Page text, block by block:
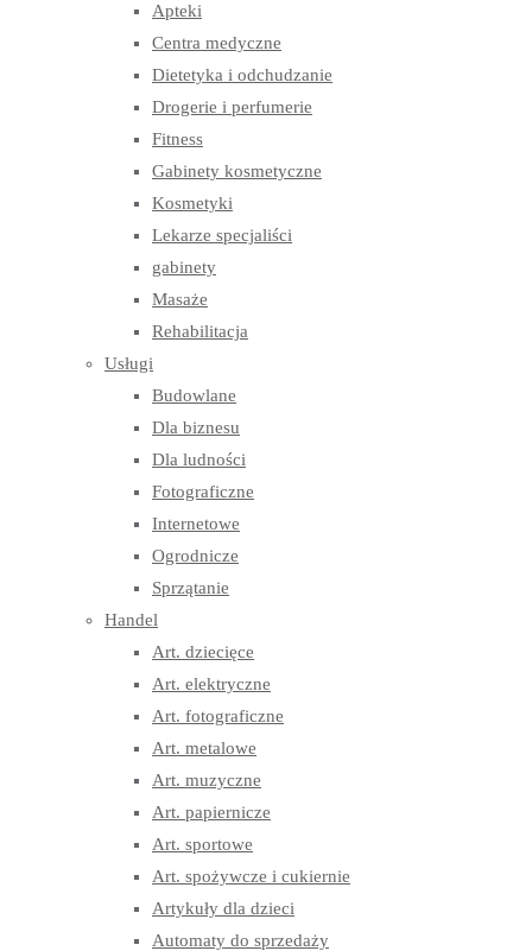
Apteki
Centra medyczne
Dietetyka i odchudzanie
Drogerie i perfumerie
Fitness
Gabinety kosmetyczne
Kosmetyki
Lekarze specjaliści
gabinety
Masaże
Rehabilitacja
Usługi
Budowlane
Dla biznesu
Dla ludności
Fotograficzne
Internetowe
Ogrodnicze
Sprzątanie
Handel
Art. dziecięce
Art. elektryczne
Art. fotograficzne
Art. metalowe
Art. muzyczne
Art. papiernicze
Art. sportowe
Art. spożywcze i cukiernie
Artykuły dla dzieci
Automaty do sprzedaży